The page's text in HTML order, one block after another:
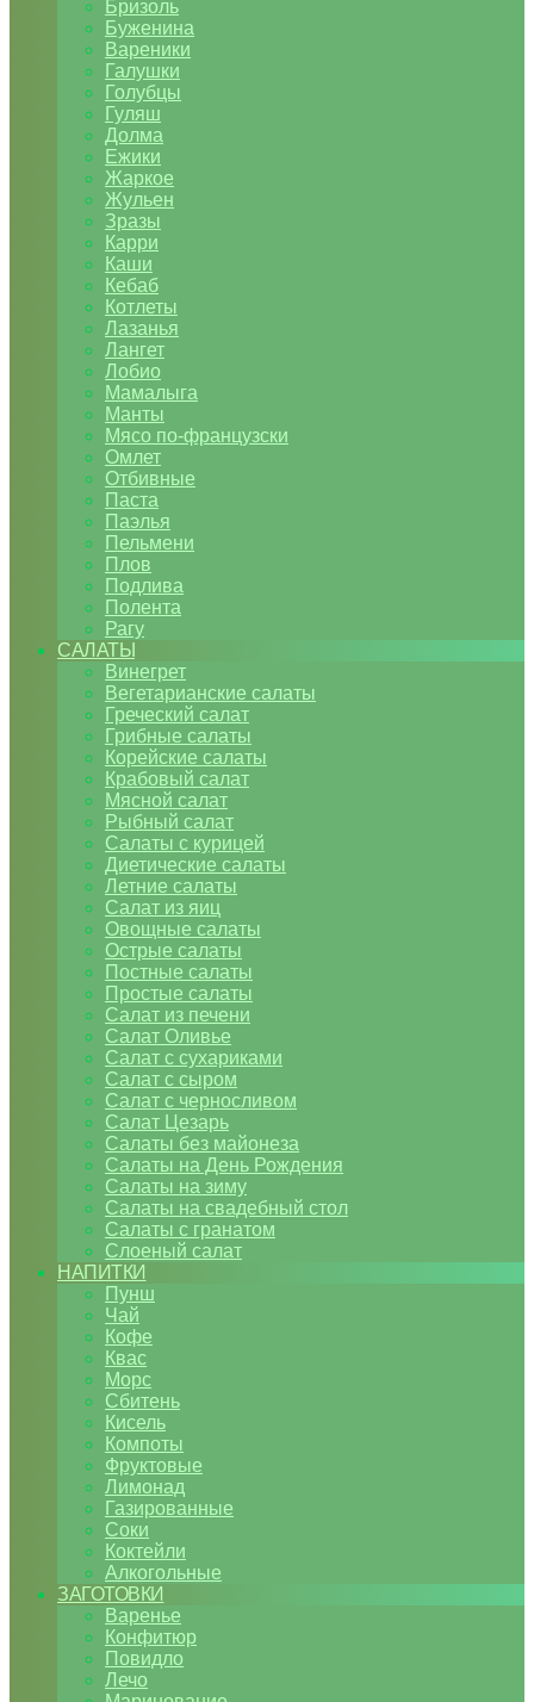
Бризоль
Буженина
Вареники
Галушки
Голубцы
Гуляш
Долма
Ежики
Жаркое
Жульен
Зразы
Карри
Каши
Кебаб
Котлеты
Лазанья
Лангет
Лобио
Мамалыга
Манты
Мясо по-французски
Омлет
Отбивные
Паста
Паэлья
Пельмени
Плов
Подлива
Полента
Рагу
САЛАТЫ
Винегрет
Вегетарианские салаты
Греческий салат
Грибные салаты
Корейские салаты
Крабовый салат
Мясной салат
Рыбный салат
Салаты с курицей
Диетические салаты
Летние салаты
Салат из яиц
Овощные салаты
Острые салаты
Постные салаты
Простые салаты
Салат из печени
Салат Оливье
Салат с сухариками
Салат с сыром
Салат с черносливом
Салат Цезарь
Салаты без майонеза
Салаты на День Рождения
Салаты на зиму
Салаты на свадебный стол
Салаты с гранатом
Слоеный салат
НАПИТКИ
Пунш
Чай
Кофе
Квас
Морс
Сбитень
Кисель
Компоты
Фруктовые
Лимонад
Газированные
Соки
Коктейли
Алкогольные
ЗАГОТОВКИ
Варенье
Конфитюр
Повидло
Лечо